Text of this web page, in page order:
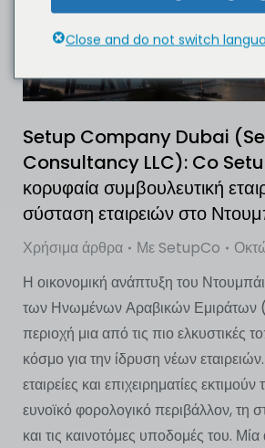
Setup Company Dubai
Consultancy LLC): Co
κορυφαία συμβουλευτική
σύσταση εταιρειών στο
Χρήσιμα άρθρα Με SetupCo
Η οικονομική ανάπτυξη του
των Ηνωμένων Αραβικών Εμιράτων
περιοχή μια από τις πιο ελκυστικές
κόσμο για την ίδρυση νέων εταιρειών.
εταιρείες και επιχειρηματίες
ευνοϊκό φορολογικό περιβάλλον, τη
και τις καινοτόμες υποδομές του.
Close and do not switch